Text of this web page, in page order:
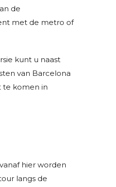
de
met de metro of
kunt u naast
van Barcelona
te komen in
hier worden
langs de